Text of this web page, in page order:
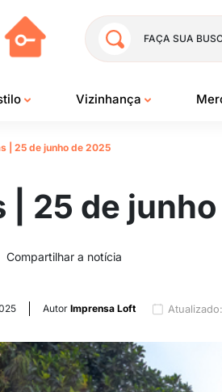
FAÇA SUA
Vizinhança
| 25 de junho de 2025
| 25 de
Compartilhar a notícia
Autor Imprensa Loft